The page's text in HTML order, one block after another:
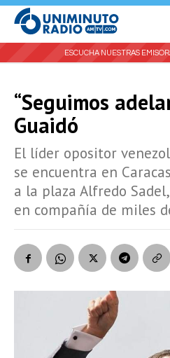
ESCUCHA NUESTRAS
“Seguimos
Guaidó
El líder opositor
se encuentra en
a la plaza Alfredo
en compañía de miles